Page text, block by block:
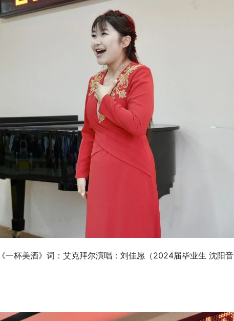
一杯美酒》词：艾克拜尔演唱：刘佳愿（2024届毕业生 沈阳音